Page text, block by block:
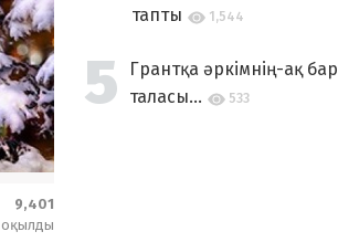
9,401
оқылды
тапты
1,544
Грантқа әркімнің-ақ бар
таласы...
533